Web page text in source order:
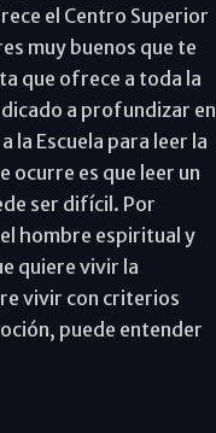
el Centro Superior
muy buenos que te
que ofrece a toda la
a profundizar en
la Escuela para leer la
ocurre es que leer un
ser difícil. Por
hombre espiritual y
quiere vivir la
vivir con criterios
puede entender